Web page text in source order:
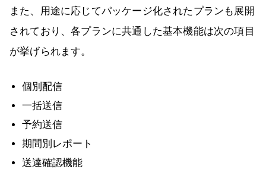
また、用途に応じてパッケージ化されたプランも展開
されており、各プランに共通した基本機能は次の項目
が挙げられます。
個別配信
一括送信
予約送信
期間別レポート
送達確認機能